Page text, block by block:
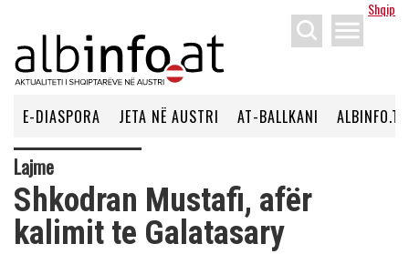
Shqip
menu
E-DIASPORA JETA NË AUSTRI AT-BALLKANI ALBINFO.TV
Lajme
Shkodran Mustafi, afër
kalimit te Galatasary